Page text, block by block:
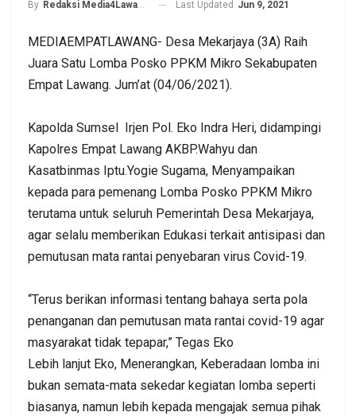
By Redaksi Media4Lawang Last Updated Jun 9, 2021
MEDIAEMPATLAWANG- Desa Mekarjaya (3A) Raih
Juara Satu Lomba Posko PPKM Mikro Sekabupaten
Empat Lawang. Jum’at (04/06/2021).
Kapolda Sumsel Irjen Pol. Eko Indra Heri, didampingi
Kapolres Empat Lawang AKBP.Wahyu dan
Kasatbinmas Iptu.Yogie Sugama, Menyampaikan
kepada para pemenang Lomba Posko PPKM Mikro
terutama untuk seluruh Pemerintah Desa Mekarjaya,
agar selalu memberikan Edukasi terkait antisipasi dan
pemutusan mata rantai penyebaran virus Covid-19.
“Terus berikan informasi tentang bahaya serta pola
penanganan dan pemutusan mata rantai covid-19 agar
masyarakat tidak tepapar,” Tegas Eko
Lebih lanjut Eko, Menerangkan, Keberadaan lomba ini
bukan semata-mata sekedar kegiatan lomba seperti
biasanya, namun lebih kepada mengajak semua pihak